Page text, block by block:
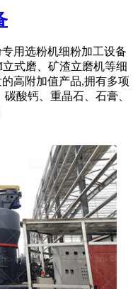
用选粉机细粉加工设备
式磨、矿渣立磨机等细
高附加值产品,拥有多项
酸钙、重晶石、石膏、